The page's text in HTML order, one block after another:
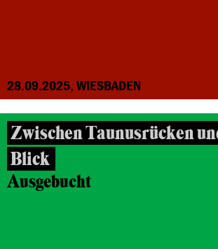
28.09.2025, WIESBADEN
Zwischen Taunusrücken
Blick
Ausgebucht